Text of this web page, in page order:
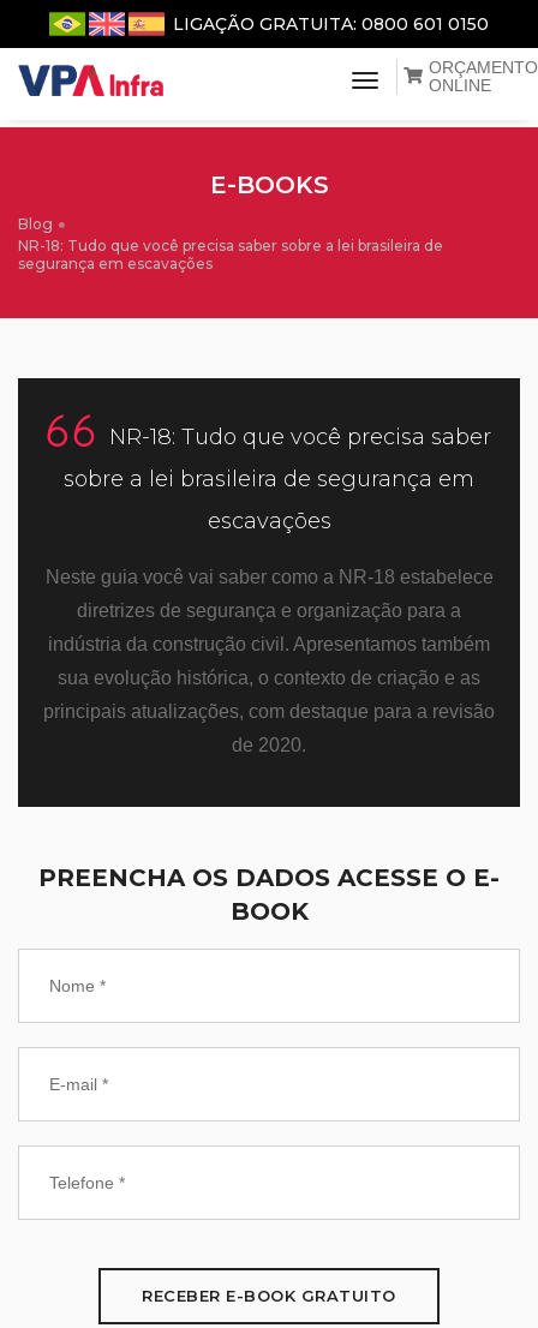
LIGAÇÃO GRATUITA: 0800 601 0150
menu de
ORÇAMENTO
ONLINE
E-BOOKS
Blog
NR-18: Tudo que você precisa saber sobre a lei brasileira de
segurança em escavações
NR-18: Tudo que você precisa saber
sobre a lei brasileira de segurança em
escavações
Neste guia você vai saber como a NR-18 estabelece
diretrizes de segurança e organização para a
indústria da construção civil. Apresentamos também
sua evolução histórica, o contexto de criação e as
principais atualizações, com destaque para a revisão
de 2020.
PREENCHA OS DADOS ACESSE O E-
BOOK
RECEBER E-BOOK GRATUITO